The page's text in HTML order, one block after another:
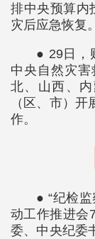
排中央预算内
灾后应急恢复。
● 29日，
中央自然灾
北、山西、
（区、市）
作。
● “纪检
动工作推进会
委、中央纪委